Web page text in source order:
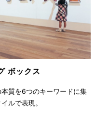
ボックス
質を6つのキーワードに集
ルで表現。